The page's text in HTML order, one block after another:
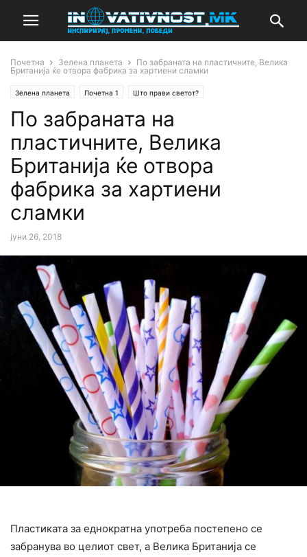
Почетна Зелена планета
По забраната на пластичните, Велика
Британија ќе отвора фабрика за хартиени сламки
Зелена планета Почетна 1 Што прави светот?
По забраната на
пластичните, Велика
Британија ќе отвора
фабрика за хартиени
сламки
јуни 26, 2018
Пластиката за еднократна употреба постепено се
забранува во целиот свет, а Велика Британија се